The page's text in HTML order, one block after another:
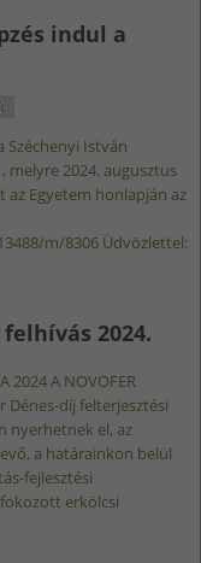
TARTALOMMAL
indul a
Széchenyi István
melyre 2024. augusztus
az Egyetem honlapján az
m/8306 Üdvözlettel:
2024.
2024 A NOVOFER
Dénes-díj felterjesztési
nyerhetnek el, az
a határainkon belül
fejlesztési
erkölcsi